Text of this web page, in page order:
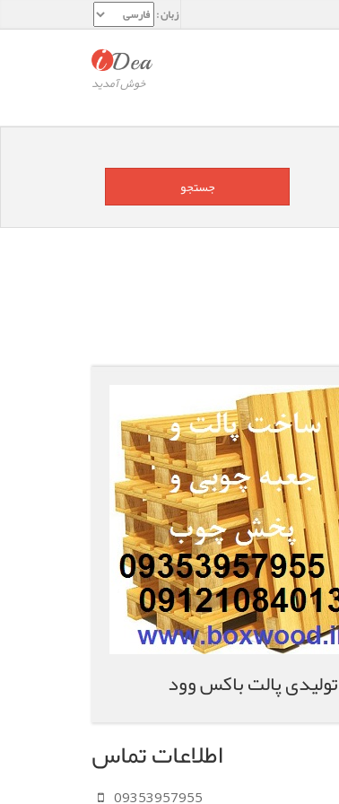
زبان :
خوش آمدید
تولیدی پالت باکس وود
اطلاعات تماس
09353957955